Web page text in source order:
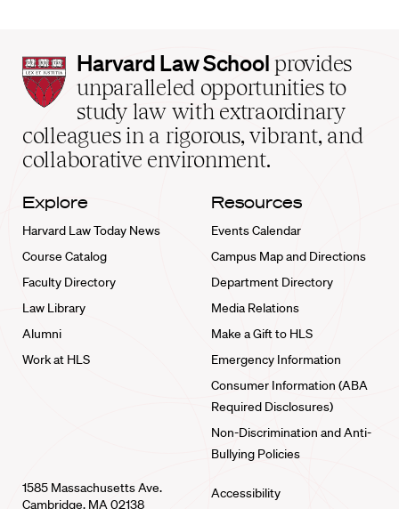
Harvard
Law
School
home
Harvard Law School provides
unparalleled opportunities to
study law with extraordinary
colleagues in a rigorous, vibrant, and
collaborative environment.
Explore
Harvard Law Today News
Course Catalog
Faculty Directory
Law Library
Alumni
Work at HLS
Resources
Events Calendar
Campus Map and Directions
Department Directory
Media Relations
Make a Gift to HLS
Emergency Information
Consumer Information (ABA
Required Disclosures)
Non-Discrimination and Anti-
Bullying Policies
1585 Massachusetts Ave.
Cambridge, MA 02138
Accessibility